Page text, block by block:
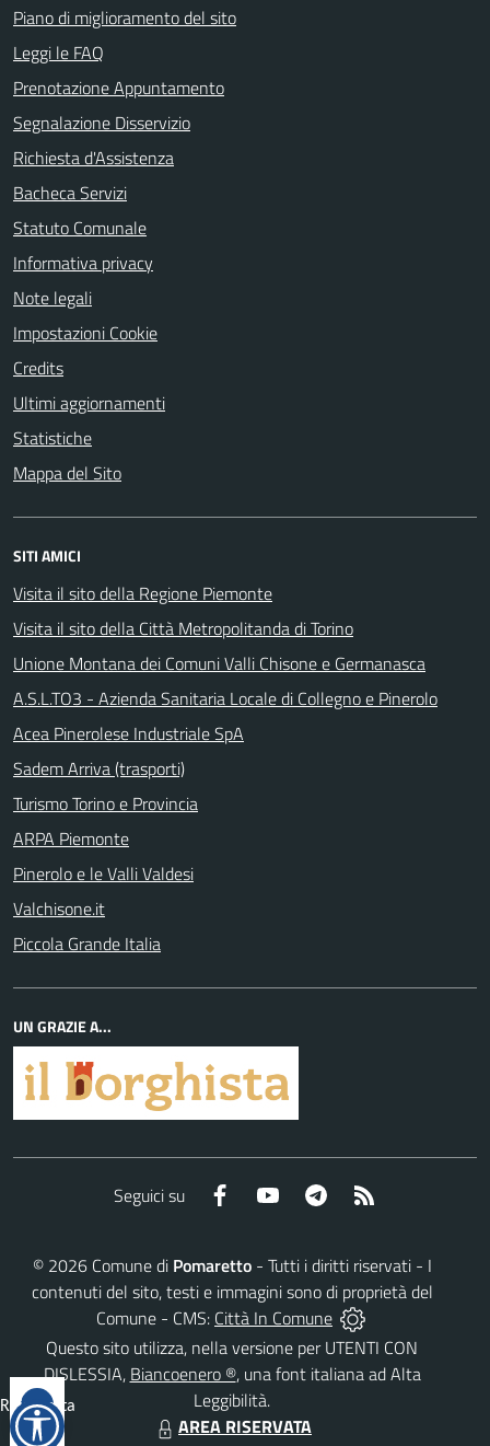
Piano di miglioramento del sito
Leggi le FAQ
Prenotazione Appuntamento
Segnalazione Disservizio
Richiesta d'Assistenza
Bacheca Servizi
Statuto Comunale
Informativa privacy
Note legali
Impostazioni Cookie
Credits
Ultimi aggiornamenti
Statistiche
Mappa del Sito
SITI AMICI
Visita il sito della Regione Piemonte
Visita il sito della Città Metropolitanda di Torino
Unione Montana dei Comuni Valli Chisone e Germanasca
A.S.L.TO3 - Azienda Sanitaria Locale di Collegno e Pinerolo
Acea Pinerolese Industriale SpA
Sadem Arriva (trasporti)
Turismo Torino e Provincia
ARPA Piemonte
Pinerolo e le Valli Valdesi
Valchisone.it
Piccola Grande Italia
UN GRAZIE A...
Seguici su Facebook YouTube Telegram
© 2026Comune di Pomaretto- Tutti i diritti riservati - I
contenuti del sito, testi e immagini sono di proprietà del
Comune - CMS: Città In Comune
Questo sito utilizza, nella versione per UTENTI CON
DISLESSIA, Biancoenero ®, una font italiana ad Alta
Leggibilità.
AREA RISERVATA
Reimposta
tutto